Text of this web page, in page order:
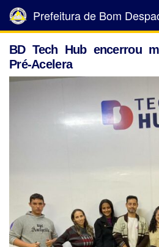
Prefeitura de Bom
BD Tech Hub encerrou
Pré-Acelera